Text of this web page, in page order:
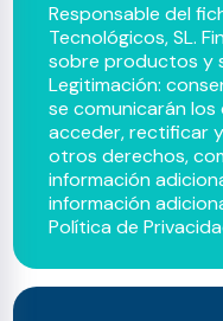
Responsable del
Tecnológicos, SL.
sobre productos y
Legitimación:
se comunicarán
acceder, rectificar
otros derechos,
información
información
Política de